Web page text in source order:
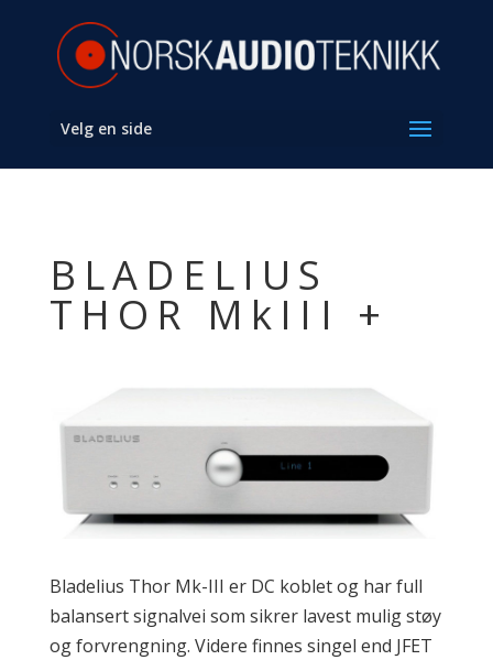
Velg en side
BLADELIUS
THOR MkIII +
Bladelius Thor Mk-III er DC koblet og har full
balansert signalvei som sikrer lavest mulig støy
og forvrengning. Videre finnes singel end JFET